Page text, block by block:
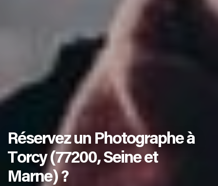
Réservez un Photographe à
Torcy (77200, Seine et
Marne) ?